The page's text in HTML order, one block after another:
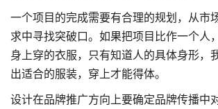
一个项目的完成需要有合理的规划，从市
求中寻找突破口。如果把项目比作一个人
身上穿的衣服，只有知道人的具体身形，
出适合的服装，穿上才能得体。
设计在品牌推广方向上要确定品牌传播中